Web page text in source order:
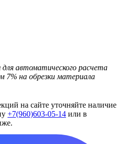
автоматического расчета
7% на обрезки материала
на сайте уточняйте наличие
+7(960)603-05-14 или в